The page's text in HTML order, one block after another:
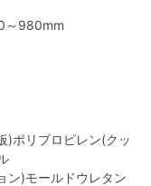
～980mm
)ポリプロピレン(クッ
ン)モールドウレタン